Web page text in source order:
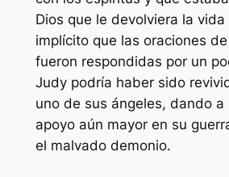
Dios que le devolviera la
implícito que las oraciones
fueron respondidas por un
Judy podría haber sido
uno de sus ángeles, dando a
apoyo aún mayor en su
el malvado demonio.